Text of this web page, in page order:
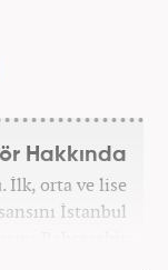
Hakkında
İlk, orta ve lise
İstanbul
Bahçeşehir